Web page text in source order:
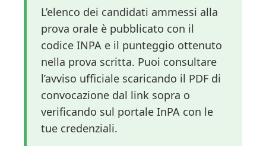
L’elenco dei candidati ammessi alla
prova orale è pubblicato con il
codice INPA e il punteggio ottenuto
nella prova scritta. Puoi consultare
l’avviso ufficiale scaricando il PDF di
convocazione dal link sopra o
verificando sul portale InPA con le
tue credenziali.